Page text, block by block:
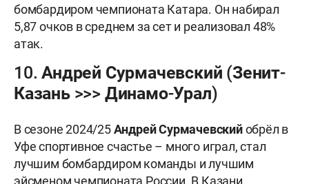
бомбардиром чемпионата Катара. Он набирал
5,87 очков в среднем за сет и реализовал 48%
атак.
10. Андрей Сурмачевский (Зенит-
Казань >>> Динамо-Урал)
В сезоне 2024/25Андрей Сурмачевскийобрёл в
Уфе спортивное счастье – много играл, стал
лучшим бомбардиром команды и лучшим
эйсменом чемпионата России. В Казани